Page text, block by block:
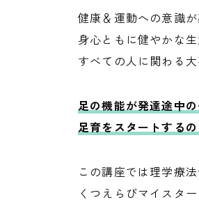
健康＆運動への意識
身心ともに健やかな
すべての人に関わる大
足の機能が発達途中
足育をスタートするの
この講座では理学療
くつえらびマイスタ